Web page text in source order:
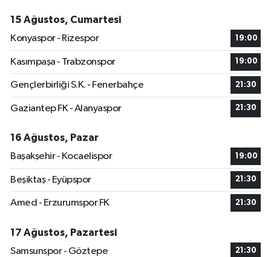
15 Ağustos, Cumartesi
Konyaspor - Rizespor
19:00
Kasımpaşa - Trabzonspor 19:00
Gençlerbirliği S.K. - Fenerbahçe 21:30
Gaziantep FK - Alanyaspor 21:30
16 Ağustos, Pazar
Başakşehir - Kocaelispor
19:00
Beşiktaş - Eyüpspor 21:30
Amed - Erzurumspor FK 21:30
17 Ağustos, Pazartesi
Samsunspor - Göztepe
21:30